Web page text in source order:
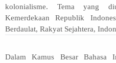
kolonialisme. Tema yang
Kemerdekaan Republik
Berdaulat, Rakyat Sejahtera,
Dalam Kamus Besar Bahasa